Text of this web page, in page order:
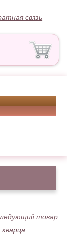
связь
товар